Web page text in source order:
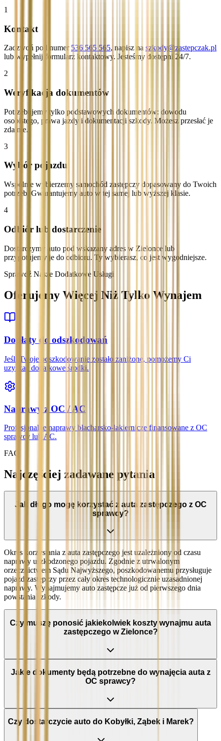
1
Kontakt
Zadzwoń pod numer 536 565 565, napisz na szkody@zastepczak.pl
lub wypełnij formularz kontaktowy. Jesteśmy dostępni 24/7.
2
Weryfikacja dokumentów
Potrzebujemy tylko podstawowych dokumentów: dowodu
osobistego, prawa jazdy i dokumentacji szkody. Możesz przesłać je
zdalnie.
3
Wybór pojazdu
Wspólnie wybierzemy samochód zastępczy dopasowany do Twoich
potrzeb. Gwarantujemy auto w tej samej lub wyższej klasie.
4
Odbiór lub dostarczenie
Dostarczymy auto pod wskazany adres w Zielonce lub
przygotujemy je do odbioru. Ty wybierasz, co jest wygodniejsze.
Sprawdź Nasze Dodatkowe Usługi
Oferujemy Więcej Niż Tylko Wynajem
Dopłaty do odszkodowań
Jeśli Twoje odszkodowanie zostało zaniżone, pomożemy Ci
uzyskać dodatkowe środki.
Naprawy z OC / AC
Profesjonalne naprawy blacharsko-lakiernicze finansowane z OC
sprawcy lub AC.
FAQ
Najczęściej zadawane pytania
Jak długo mogę korzystać z auta zastępczego z OC
sprawcy?
Okres korzystania z auta zastępczego jest uzależniony od czasu
naprawy uszkodzonego pojazdu. Zgodnie z utrwalonym
orzecznictwem Sądu Najwyższego, poszkodowanemu przysługuje
pojazd zastępczy przez cały okres technologicznie uzasadnionej
naprawy. Wynajmujemy auto zastępcze już od pierwszego dnia
powstania szkody.
Czy muszę ponosić jakiekolwiek koszty wynajmu auta
zastępczego w Zielonce?
Jakie dokumenty będą potrzebne do wynajęcia auta z
OC sprawcy?
Czy dostarczycie auto do Kobyłki, Ząbek i Marek?